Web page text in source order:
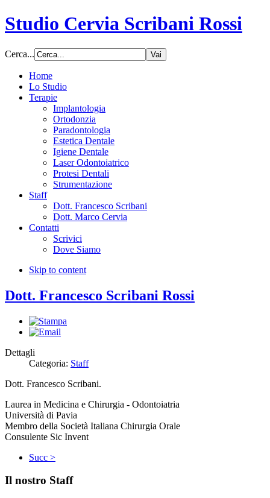
Studio Cervia Scribani Rossi
Cerca...
Home
Lo Studio
Terapie
Implantologia
Ortodonzia
Paradontologia
Estetica Dentale
Igiene Dentale
Laser Odontoiatrico
Protesi Dentali
Strumentazione
Staff
Dott. Francesco Scribani
Dott. Marco Cervia
Contatti
Scrivici
Dove Siamo
Skip to content
Dott. Francesco Scribani Rossi
Dettagli
Categoria: Staff
Dott. Francesco Scribani.
Laurea in Medicina e Chirurgia - Odontoiatria
Università di Pavia
Membro della Società Italiana Chirurgia Orale
Consulente Sic Invent
Succ >
Il nostro Staff